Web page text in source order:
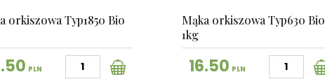
orkiszowa Typ1850 Bio
PLN
Mąka orkiszowa Typ630 Bio
1kg
16.50 PLN